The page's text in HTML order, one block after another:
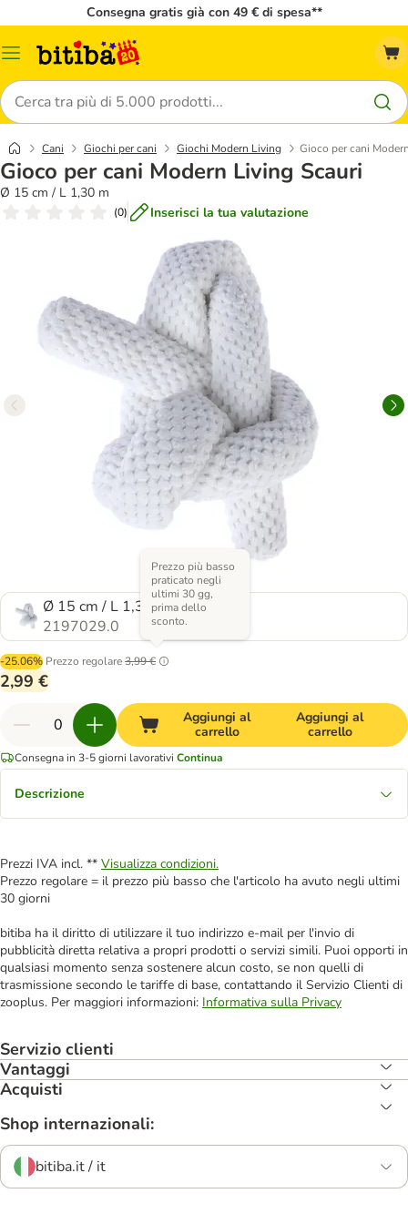
Consegna gratis già con 49 € di spesa**
Overview
Cerca
Cani Giochi per cani Giochi Modern Living Gioco per cani
Gioco per cani Modern Living Scauri
Ø 15 cm / L 1,30 m
(0) Inserisci la tua valutazione
Ø 15 cm / L 1,30 m
2197029.0
-25.06% Prezzo regolare3,99 €
Prezzo più basso
praticato negli
ultimi 30 gg,
prima dello
sconto.
2,99 €
Aggiungi al
carrello
Aggiungi al
carrello
Consegna in 3-5 giorni lavorativi Continua
Descrizione
Prezzi IVA incl. ** Visualizza condizioni.
Prezzo regolare = il prezzo più basso che l'articolo ha avuto negli ultimi
30 giorni
bitiba ha il diritto di utilizzare il tuo indirizzo e-mail per l'invio di
pubblicità diretta relativa a propri prodotti o servizi simili. Puoi opporti in
qualsiasi momento senza sostenere alcun costo, se non quelli di
trasmissione secondo le tariffe di base, contattando il Servizio Clienti di
zooplus. Per maggiori informazioni: Informativa sulla Privacy
Servizio clienti
Vantaggi
Acquisti
Shop internazionali:
bitiba.it / it